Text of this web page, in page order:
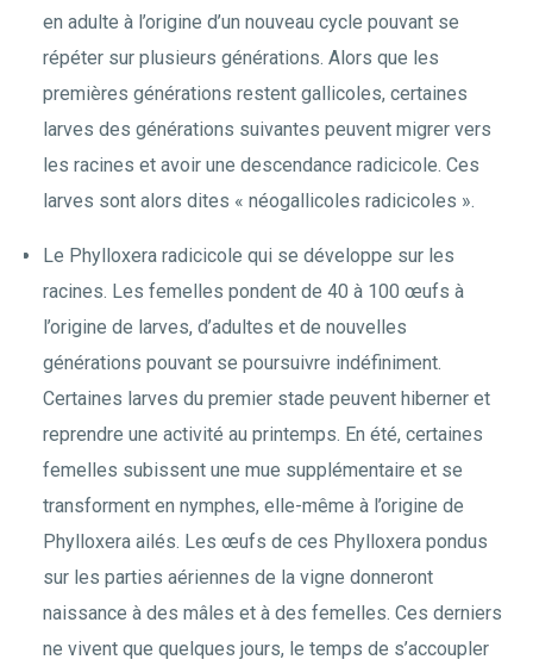
en adulte à l’origine d’un nouveau cycle pouvant se
répéter sur plusieurs générations. Alors que les
premières générations restent gallicoles, certaines
larves des générations suivantes peuvent migrer vers
les racines et avoir une descendance radicicole. Ces
larves sont alors dites « néogallicoles radicicoles ».
Le Phylloxera radicicole qui se développe sur les
racines. Les femelles pondent de 40 à 100 œufs à
l’origine de larves, d’adultes et de nouvelles
générations pouvant se poursuivre indéfiniment.
Certaines larves du premier stade peuvent hiberner et
reprendre une activité au printemps. En été, certaines
femelles subissent une mue supplémentaire et se
transforment en nymphes, elle-même à l’origine de
Phylloxera ailés. Les œufs de ces Phylloxera pondus
sur les parties aériennes de la vigne donneront
naissance à des mâles et à des femelles. Ces derniers
ne vivent que quelques jours, le temps de s’accoupler